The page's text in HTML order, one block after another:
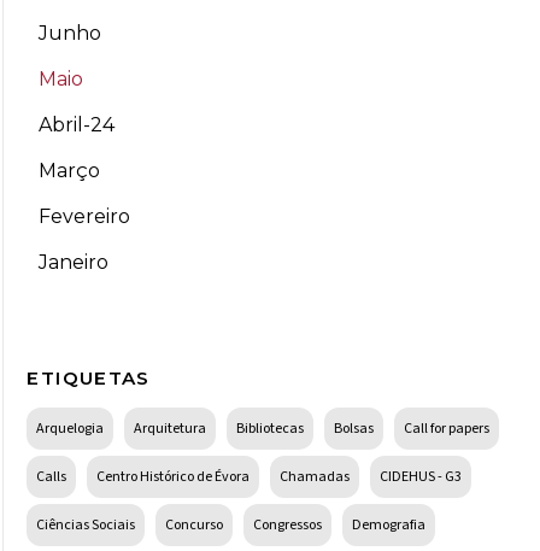
Junho
Maio
Abril-24
Março
Fevereiro
Janeiro
ETIQUETAS
Arquelogia Arquitetura Bibliotecas Bolsas Call for papers
Calls Centro Histórico de Évora Chamadas CIDEHUS - G3
Ciências Sociais Concurso Congressos Demografia